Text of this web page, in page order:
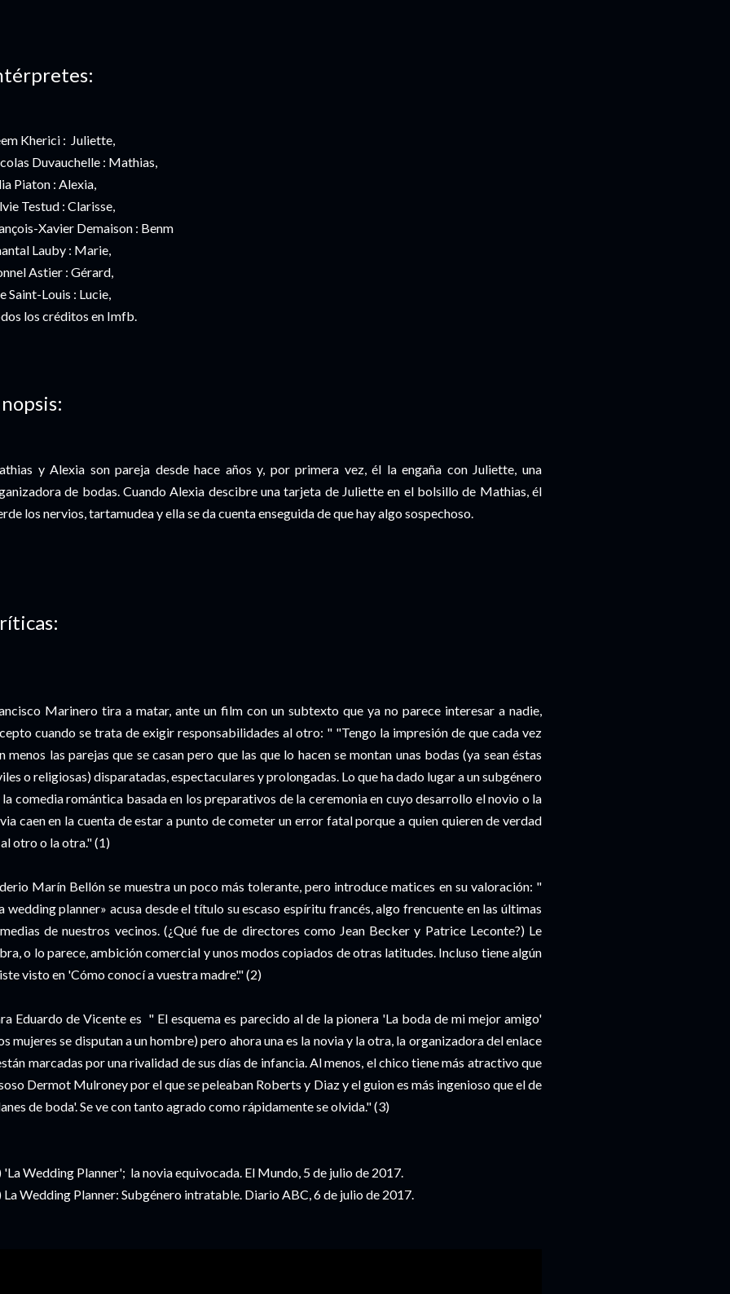
Kherici : Juliette,
Duvauchelle : Mathias,
Piaton : Alexia,
Testud : Clarisse,
Xavier Demaison : Benm
Lauby : Marie,
Astier : Gérard,
Saint-Louis : Lucie,
los créditos en Imfb.
y Alexia son pareja desde hace años y, por primera vez, él la engaña con Juliette, una
de bodas. Cuando Alexia descibre una tarjeta de Juliette en el bolsillo de Mathias, él
los nervios, tartamudea y ella se da cuenta enseguida de que hay algo sospechoso.
Marinero tira a matar, ante un film con un subtexto que ya no parece interesar a nadie,
cuando se trata de exigir responsabilidades al otro: " "Tengo la impresión de que cada vez
menos las parejas que se casan pero que las que lo hacen se montan unas bodas (ya sean éstas
o religiosas) disparatadas, espectaculares y prolongadas. Lo que ha dado lugar a un subgénero
la comedia romántica basada en los preparativos de la ceremonia en cuyo desarrollo el novio o la
caen en la cuenta de estar a punto de cometer un error fatal porque a quien quieren de verdad
otro o la otra." (1)
Marín Bellón se muestra un poco más tolerante, pero introduce matices en su valoración: "
wedding planner» acusa desde el título su escaso espíritu francés, algo frencuente en las últimas
de nuestros vecinos. (¿Qué fue de directores como Jean Becker y Patrice Leconte?) Le
o lo parece, ambición comercial y unos modos copiados de otras latitudes. Incluso tiene algún
visto en 'Cómo conocí a vuestra madre'." (2)
Eduardo de Vicente es " El esquema es parecido al de la pionera 'La boda de mi mejor amigo'
mujeres se disputan a un hombre) pero ahora una es la novia y la otra, la organizadora del enlace
marcadas por una rivalidad de sus días de infancia. Al menos, el chico tiene más atractivo que
Dermot Mulroney por el que se peleaban Roberts y Diaz y el guion es más ingenioso que el de
de boda'. Se ve con tanto agrado como rápidamente se olvida." (3)
'La Wedding Planner'; la novia equivocada. El Mundo, 5 de julio de 2017.
La Wedding Planner: Subgénero intratable. Diario ABC, 6 de julio de 2017.